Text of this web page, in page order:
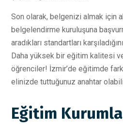
Son olarak, belgenizi almak için
belgelendirme kuruluşuna
aradıkları standartları
Daha yüksek bir eğitim kalitesi
öğrenciler! İzmir’de eğitimde
elinizde tuttuğunuz anahtar
Eğitim